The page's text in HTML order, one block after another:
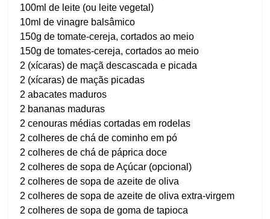
100ml de leite (ou leite vegetal)
10ml de vinagre balsâmico
150g de tomate-cereja, cortados ao meio
150g de tomates-cereja, cortados ao meio
2 (xícaras) de maçã descascada e picada
2 (xícaras) de maçãs picadas
2 abacates maduros
2 bananas maduras
2 cenouras médias cortadas em rodelas
2 colheres de chá de cominho em pó
2 colheres de chá de páprica doce
2 colheres de sopa de Açúcar (opcional)
2 colheres de sopa de azeite de oliva
2 colheres de sopa de azeite de oliva extra-virgem
2 colheres de sopa de goma de tapioca